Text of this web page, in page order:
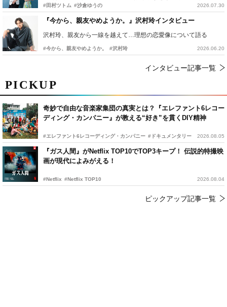
PICKUP
奇妙で自由な音楽家集団の真実とは？『エレファント6レコー
ディング・カンパニー』が教える“好き”を貫くDIY精神
#エレファント6レコーディング・カンパニー #ドキュメンタリー 2026.08.05
『ガス人間』がNetflix TOP10でTOP3キープ！ 伝説的特撮映
画が現代によみがえる！
#Netflix #Netflix TOP10 2026.08.04
ピックアップ記事一覧
#田村ツトム #沙倉ゆうの 2026.07.30
『今から、親友やめようか。』沢村玲インタビュー
沢村玲、親友から一線を越えて…理想の恋愛像について語る
#今から、親友やめようか。 #沢村玲 2026.06.20
インタビュー記事一覧